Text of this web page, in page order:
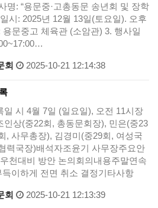
명: “용문중·고총동문 송년회 및 장학
시: 2025년 12월 13일(토요일). 오후
문중고 체육관 (소암관) 3. 행사일
회 2025-10-21 12:14:38
시 4월 7일 (일요일), 오전 11시장
인상(중22회, 총동문회장), 민은(중23
, 사무총장), 김경미(중29회, 여성국
력국장)배석자조윤기 사무장주요안
천대비 방안 논의회의내용주말연속
이하게 전면 취소 결정기타사항
회 2025-10-21 12:13:39